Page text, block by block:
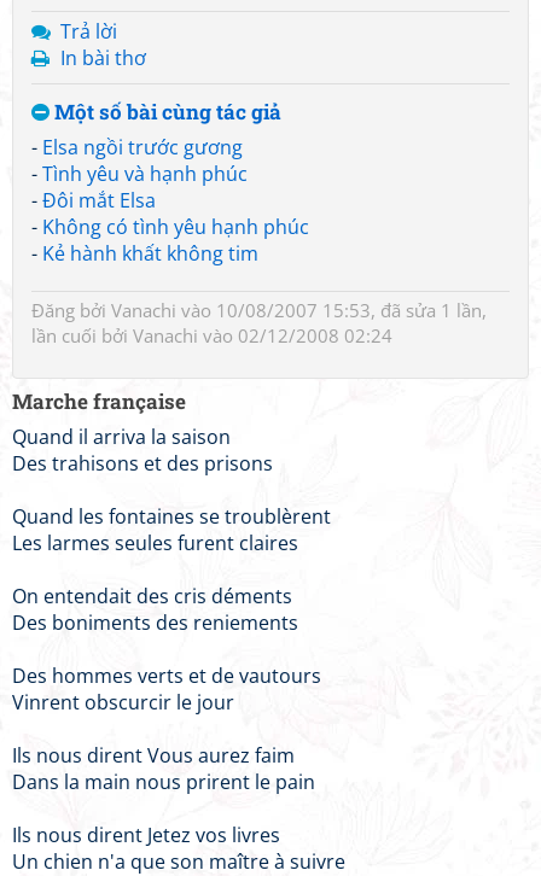
Trả lời
In bài thơ
Một số bài cùng tác giả
- Elsa ngồi trước gương
-Tình yêu và hạnh phúc
-Đôi mắt Elsa
- Không có tình yêu hạnh phúc
- Kẻ hành khất không tim
Đăng bởi Vanachi vào 10/08/2007 15:53, đã sửa 1 lần,
lần cuối bởi Vanachi vào 02/12/2008 02:24
Marche française
Quand il arriva la saison
Des trahisons et des prisons
Quand les fontaines se troublèrent
Les larmes seules furent claires
On entendait des cris déments
Des boniments des reniements
Des hommes verts et de vautours
Vinrent obscurcir le jour
Ils nous dirent Vous aurez faim
Dans la main nous prirent le pain
Ils nous dirent Jetez vos livres
Un chien n'a que son maître à suivre